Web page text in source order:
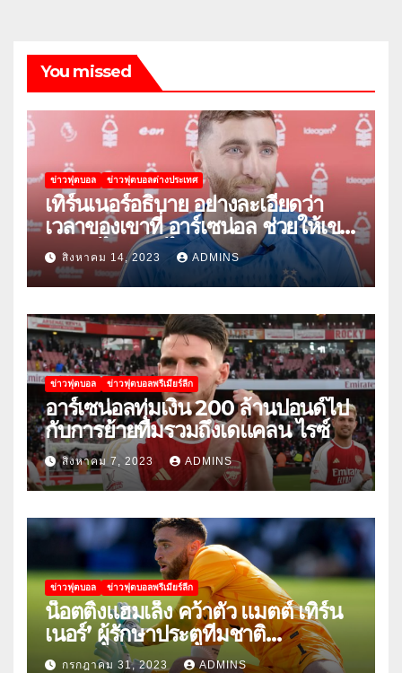
You missed
ข่าวฟุตบอล ข่าวฟุตบอลต่างประเทศ
เทิร์นเนอร์อธิบาย อย่างละเอียดว่า
เวลาของเขาที่ อาร์เซน่อล ช่วยให้เขา
พัฒนาได้อย่างไร
สิงหาคม 14, 2023 ADMINS
ข่าวฟุตบอล ข่าวฟุตบอลพรีเมียร์ลีก
อาร์เซน่อลทุ่มเงิน 200 ล้านปอนด์ไป
กับการย้ายทีมรวมถึงเดแคลน ไรซ์
สิงหาคม 7, 2023 ADMINS
ข่าวฟุตบอล ข่าวฟุตบอลพรีเมียร์ลีก
น็อตติ้งแฮมเล็ง คว้าตัว แมตต์ เทิร์น
เนอร์’ ผู้รักษาประตูทีมชาติ
สหรัฐอเมริกา
กรกฎาคม 31, 2023 ADMINS